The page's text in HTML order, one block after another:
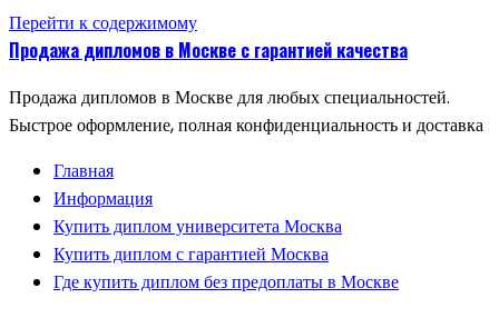
Перейти к содержимому
Продажа дипломов в Москве с гарантией качества
Продажа дипломов в Москве для любых специальностей.
Быстрое оформление, полная конфиденциальность и доставка
Главная
Информация
Купить диплом университета Москва
Купить диплом с гарантией Москва
Где купить диплом без предоплаты в Москве